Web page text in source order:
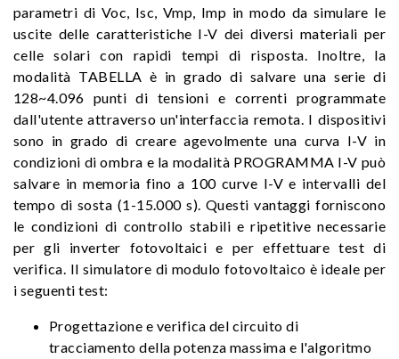
parametri di Voc, Isc, Vmp, Imp in modo da simulare le
uscite delle caratteristiche I-V dei diversi materiali per
celle solari con rapidi tempi di risposta. Inoltre, la
modalità TABELLA è in grado di salvare una serie di
128~4.096 punti di tensioni e correnti programmate
dall'utente attraverso un'interfaccia remota. I dispositivi
sono in grado di creare agevolmente una curva I-V in
condizioni di ombra e la modalità PROGRAMMA I-V può
salvare in memoria fino a 100 curve I-V e intervalli del
tempo di sosta (1-15.000 s). Questi vantaggi forniscono
le condizioni di controllo stabili e ripetitive necessarie
per gli inverter fotovoltaici e per effettuare test di
verifica. Il simulatore di modulo fotovoltaico è ideale per
i seguenti test:
Progettazione e verifica del circuito di
tracciamento della potenza massima e l'algoritmo